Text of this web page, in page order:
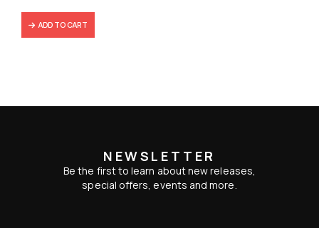
ADD TO CART
NEWSLETTER
Be the first to learn about new releases,
special offers, events and more.